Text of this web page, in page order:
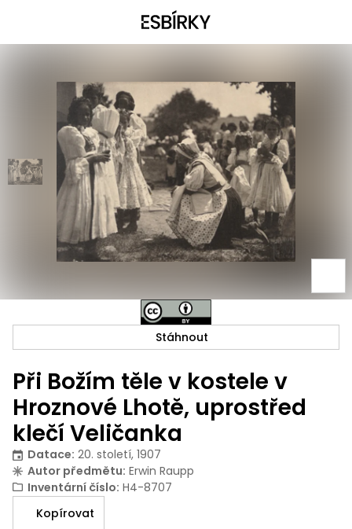
Při Božím těle v kostele v
Hroznové Lhotě, uprostřed
klečí Veličanka
Datace: 20. století, 1907
Autor předmětu: Erwin Raupp
Inventární číslo: H4-8707
Kopírovat
Stáhnout